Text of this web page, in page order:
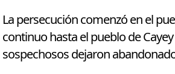
La persecución comenzó en el
continuo hasta el pueblo de
sospechosos dejaron